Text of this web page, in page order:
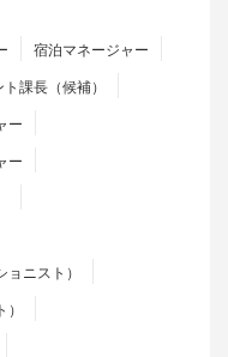
宿泊マネージャー
課長（候補）
ー
ー
ニスト）